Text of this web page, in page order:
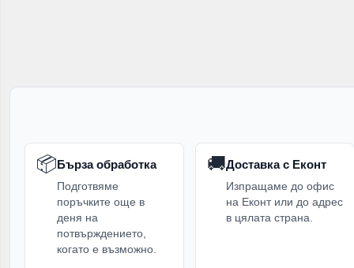
За
за
📦Бърза обработка
Подготвяме
поръчките още в
деня на
потвърждението,
когато е възможно.
🚚Доставка с Еконт
Изпращаме до офис
на Еконт или до адрес
в цялата страна.